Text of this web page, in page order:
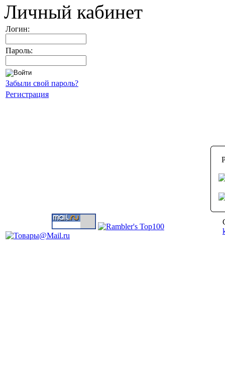
Личный кабинет
Логин:
Пароль:
Забыли свой пароль?
Регистрация